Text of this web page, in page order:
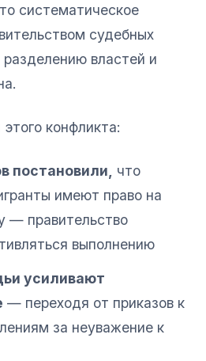
систематическое
судебных
разделению властей и
конфликта:
постановили,
что
имеют право на
— правительство
выполнению
усиливают
— переходя от приказов к
за неуважение к